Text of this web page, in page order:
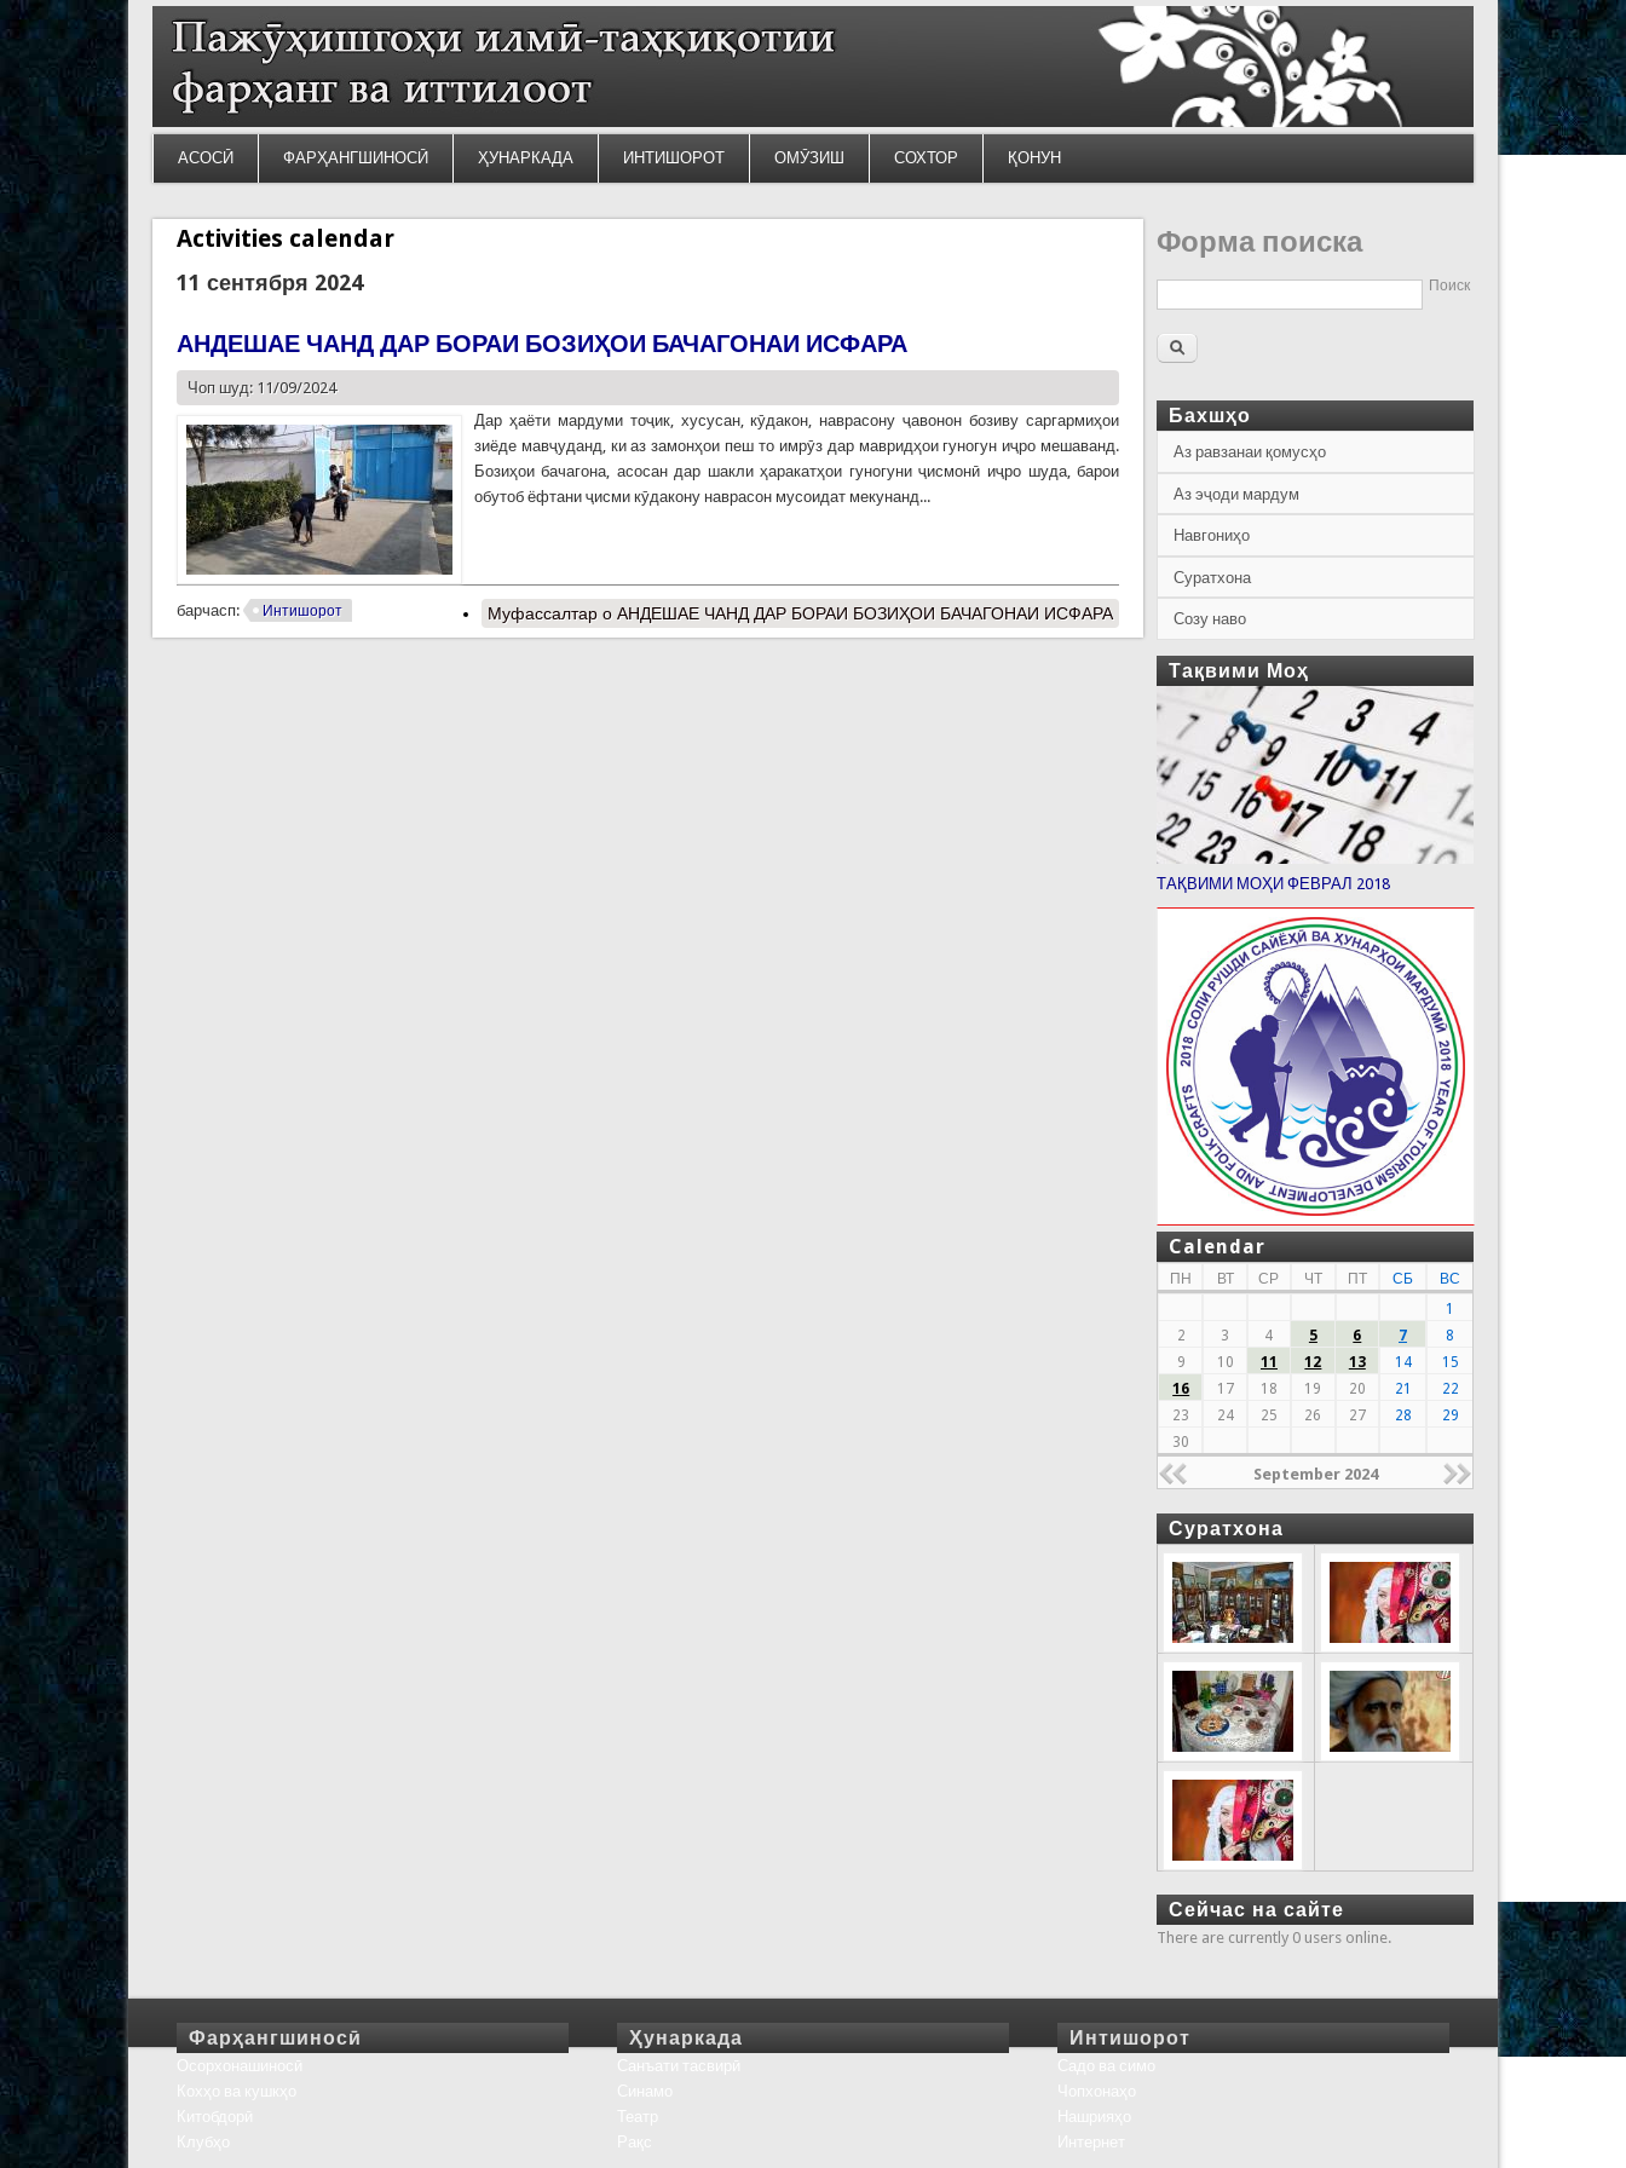
АСОСӢ ФАРҲАНГШИНОСӢ ҲУНАРКАДА ИНТИШОРОТ ОМӮЗИШ СОХТОР ҚОНУН
Activities calendar
11 сентября 2024
АНДЕШАЕ ЧАНД ДАР БОРАИ БОЗИҲОИ БАЧАГОНАИ ИСФАРА
Чоп шуд: 11/09/2024
Дар ҳаёти мардуми тоҷик, хусусан, кӯдакон, наврасону ҷавонон бозиву саргармиҳои
зиёде мавҷуданд, ки аз замонҳои пеш то имрӯз дар мавридҳои гуногун иҷро мешаванд.
Бозиҳои бачагона, асосан дар шакли ҳаракатҳои гуногуни ҷисмонӣ иҷро шуда, барои
обутоб ёфтани ҷисми кӯдакону наврасон мусоидат мекунанд...
барчасп: Интишорот Муфассалтар о АНДЕШАЕ ЧАНД ДАР БОРАИ БОЗИҲОИ БАЧАГОНАИ ИСФАРА
Форма поиска
Поиск
Бахшҳо
Аз равзанаи қомусҳо
Аз эҷоди мардум
Навгониҳо
Суратхона
Созу наво
Тақвими Моҳ
ТАҚВИМИ МОҲИ ФЕВРАЛ 2018
Calendar
ПН ВТ СР ЧТ ПТ СБ
ВС
1
2
3 4 5 6 7
8
9
10 11 12 13 14
15
16
17 18 19 20 21
22
23
24 25 26 27 28
29
30
September 2024
Суратхона
Сейчас на сайте
There are currently 0 users online.
Фарҳангшиносӣ Ҳунаркада Интишорот